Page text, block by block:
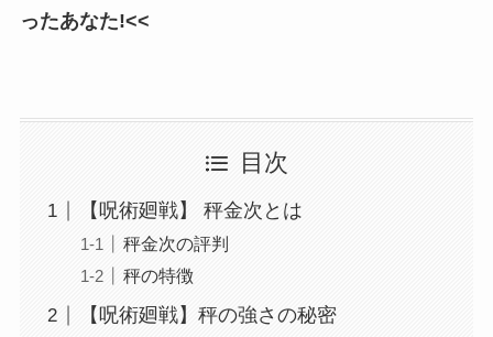
ったあなた!<<
目次
【呪術廻戦】 秤金次とは
秤金次の評判
秤の特徴
【呪術廻戦】秤の強さの秘密